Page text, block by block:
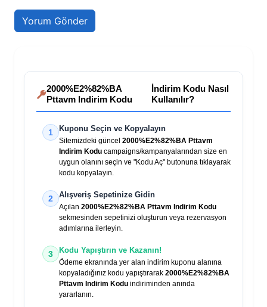
2000%E2%82%BA
Pttavm Indirim Kodu
İndirim Kodu Nasıl
Kullanılır?
1 Kuponu Seçin ve Kopyalayın
Sitemizdeki güncel 2000%E2%82%BA Pttavm
Indirim Kodu campaigns/kampanyalarından size en
uygun olanını seçin ve "Kodu Aç" butonuna tıklayarak
kodu kopyalayın.
2 Alışveriş Sepetinize Gidin
Açılan 2000%E2%82%BA Pttavm Indirim Kodu
sekmesinden sepetinizi oluşturun veya rezervasyon
adımlarına ilerleyin.
3 Kodu Yapıştırın ve Kazanın!
Ödeme ekranında yer alan indirim kuponu alanına
kopyaladığınız kodu yapıştırarak 2000%E2%82%BA
Pttavm Indirim Kodu indiriminden anında
yararlanın.